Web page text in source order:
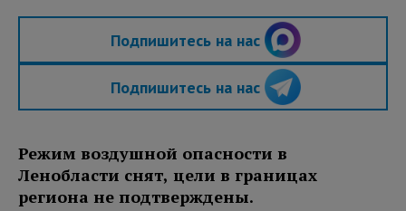
Подпишитесь на нас
Подпишитесь на нас
Режим воздушной опасности в
Ленобласти снят, цели в границах
региона не подтверждены.